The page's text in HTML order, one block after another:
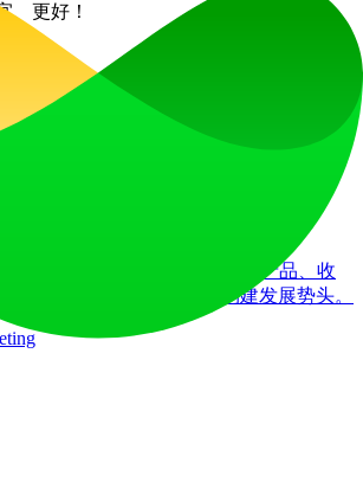
、更好！
Nginx:1.22.1
客的产品发布平台，用于发布产品、收
并与热爱未来的社区共同构建发展势头。